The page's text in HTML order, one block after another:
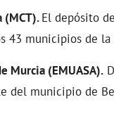
(MCT).El depósito
municipios de la
Murcia (EMUASA).
del municipio de